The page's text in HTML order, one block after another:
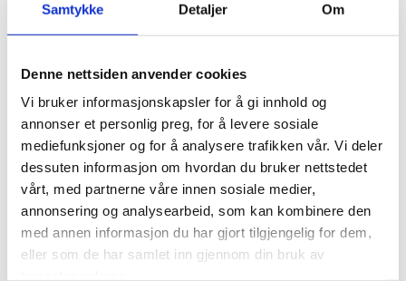
Samtykke Detaljer Om
Denne nettsiden anvender cookies
Vi bruker informasjonskapsler for å gi innhold og
annonser et personlig preg, for å levere sosiale
mediefunksjoner og for å analysere trafikken vår. Vi deler
dessuten informasjon om hvordan du bruker nettstedet
vårt, med partnerne våre innen sosiale medier,
annonsering og analysearbeid, som kan kombinere den
med annen informasjon du har gjort tilgjengelig for dem,
eller som de har samlet inn gjennom din bruk av
MIT), men veksten i allergiske reaksjoner ved
eksponering for MI vokser. Arbeidet med å erstatte
Mikroplast fra tekstiler
Mikroplast er en betydelig utfordring for miljøet i
form av havforurensning . Det er plastbiter som er
brutt ned til små partikler med en størrelse mellom
0,001 og 5 millimeter. Mikroplasten inneholder ulike
kjemikalier. Ifølge WWF er plastpartikler funnet i
fordøyelsen hos en rekke sjøfugler, marine pattedyr,